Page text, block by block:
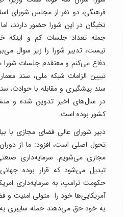
فرهنگی، دو نفر از مجلس شورای
نخبگان در این شورا حضور دارند،
جمله تعداد جلسات کم و اینکه
نیست، تدبیر شورا را زیر سوال
دفاع می‌کنم و معتقدم جلسات شورا
تبیین الزامات شبکه ملی، سند
سند پیشگیری و مقابله با حوادث،
در سال‌های اخیر تدوین شده و
کشور بوده است.
دبیر شورای عالی فضای مجازی با
تحول اصلی است، افزود: ما از
مجازی می‌شویم. سرمایه‌داری
تبدیل می‌شود که قرار بوده
حکومت ترامپ، به سرمایه‌داری
آمریکایی‌ها خود را متولی امنیت و
به خود حق می‌دهند حمله سایبری